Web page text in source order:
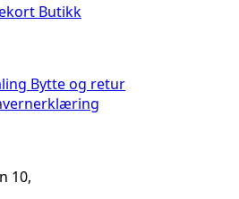
Butikk
Bytte og retur
10,